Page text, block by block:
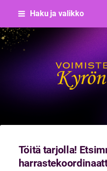
Siirry
sisältöön
Haku ja valikko
Töitä tarjolla!